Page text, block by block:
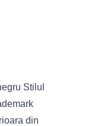
Stilul
din